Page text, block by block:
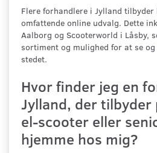
Flere forhandlere i Jylland
omfattende online udvalg. Dette
Aalborg og Scooterworld i Låsby,
sortiment og mulighed for at se
stedet.
Hvor finder jeg en
Jylland, der
el-scooter eller
hjemme hos mig?